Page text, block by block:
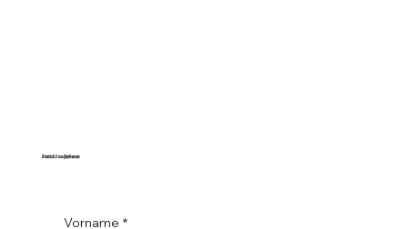
Kontakt aufnehmen
Vorname *